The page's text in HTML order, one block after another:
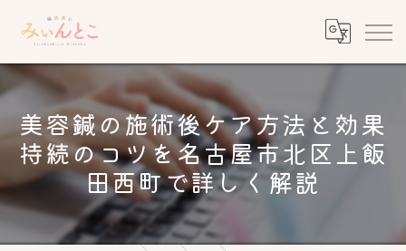
美容鍼の施術後ケア方法と効果
持続のコツを名古屋市北区上飯
田西町で詳しく解説